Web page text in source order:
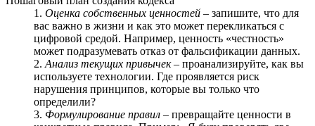
Оценка собственных ценностей – запишите, что для
вас важно в жизни и как это может перекликаться с
цифровой средой. Например, ценность «честность»
может подразумевать отказ от фальсификации данных.
Анализ текущих привычек– проанализируйте, как вы
используете технологии. Где проявляется риск
нарушения принципов, которые вы только что
определили?
Формулирование правил – превращайте ценности в